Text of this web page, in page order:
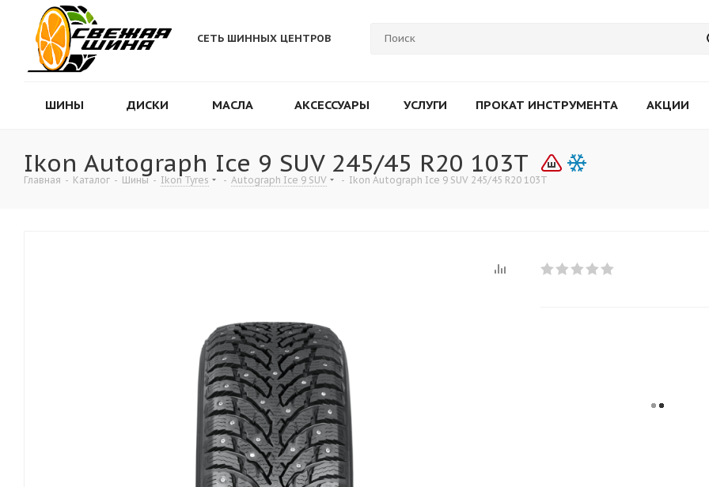
СЕТЬ ШИННЫХ ЦЕНТРОВ
ШИНЫ ДИСКИ МАСЛА АКСЕССУАРЫ УСЛУГИ ПРОКАТ ИНСТРУМЕНТА АКЦИИ
Ikon Autograph Ice 9 SUV 245/45 R20 103T
Главная - Каталог - Шины - Ikon Tyres - Autograph Ice 9 SUV - Ikon Autograph Ice 9 SUV 245/45 R20 103T